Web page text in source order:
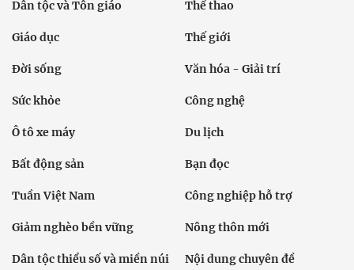
Dân tộc và Tôn giáo Thể thao
Giáo dục Thế giới
Đời sống Văn hóa - Giải trí
Sức khỏe Công nghệ
Ô tô xe máy Du lịch
Bất động sản Bạn đọc
Tuần Việt Nam Công nghiệp hỗ trợ
Giảm nghèo bền vững Nông thôn mới
Dân tộc thiểu số và miền núi Nội dung chuyên đề